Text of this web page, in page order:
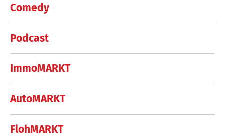
Comedy
Podcast
ImmoMARKT
AutoMARKT
FlohMARKT